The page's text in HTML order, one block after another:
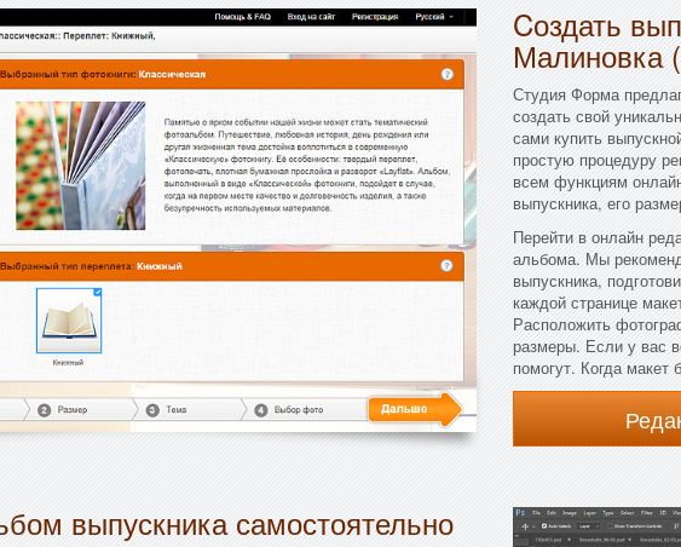
Cоздать
Малиновка
Студия Форма
создать свой
сами купить
простую процедуру
всем функциям
выпускника, его
Перейти в онлайн
альбома. Мы
выпускника,
каждой странице
Расположить
размеры. Если у вас
помогут. Когда макет
выпускника самостоятельно